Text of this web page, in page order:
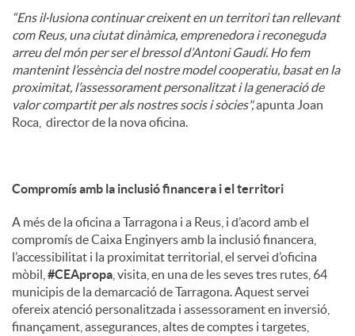
“Ens il·lusiona continuar creixent en un territori tan rellevant
com Reus, una ciutat dinàmica, emprenedora i reconeguda
arreu del món per ser el bressol d’Antoni Gaudí. Ho fem
mantenint l’essència del nostre model cooperatiu, basat en la
proximitat, l’assessorament personalitzat i la generació de
valor compartit per als nostres socis i sòcies",apunta Joan
Roca, director de la nova oficina.
Compromís amb la inclusió financera i el territori
A més de la oficina a Tarragona i a Reus, i d’acord amb el
compromís de Caixa Enginyers amb la inclusió financera,
l’accessibilitat i la proximitat territorial, el servei d’oficina
mòbil, #CEApropa , visita, en una de les seves tres rutes, 64
municipis de la demarcació de Tarragona. Aquest servei
ofereix atenció personalitzada i assessorament en inversió,
finançament, assegurances, altes de comptes i targetes,